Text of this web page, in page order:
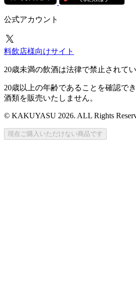
公式アカウント
料飲店様向けサイト
20歳未満の飲酒は法律で禁止されて
20歳以上の年齢であることを確認で
酒類を販売いたしません。
© KAKUYASU 2026. ALL Rights
現在ご購入いただけない商品です